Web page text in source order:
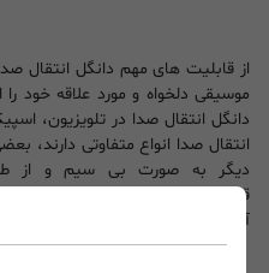
از قابلیت های مهم دانگل انتقال
موسیقی دلخواه و مورد علاقه خود
دانگل انتقال صدا در تلویزیون،
انتقال صدا انواع متفاوتی دارند،
دیگر به صورت بی سیم و از
قیمت دانگل انتقال صدا, خرید
آنلاین دانگل انتقال صدا